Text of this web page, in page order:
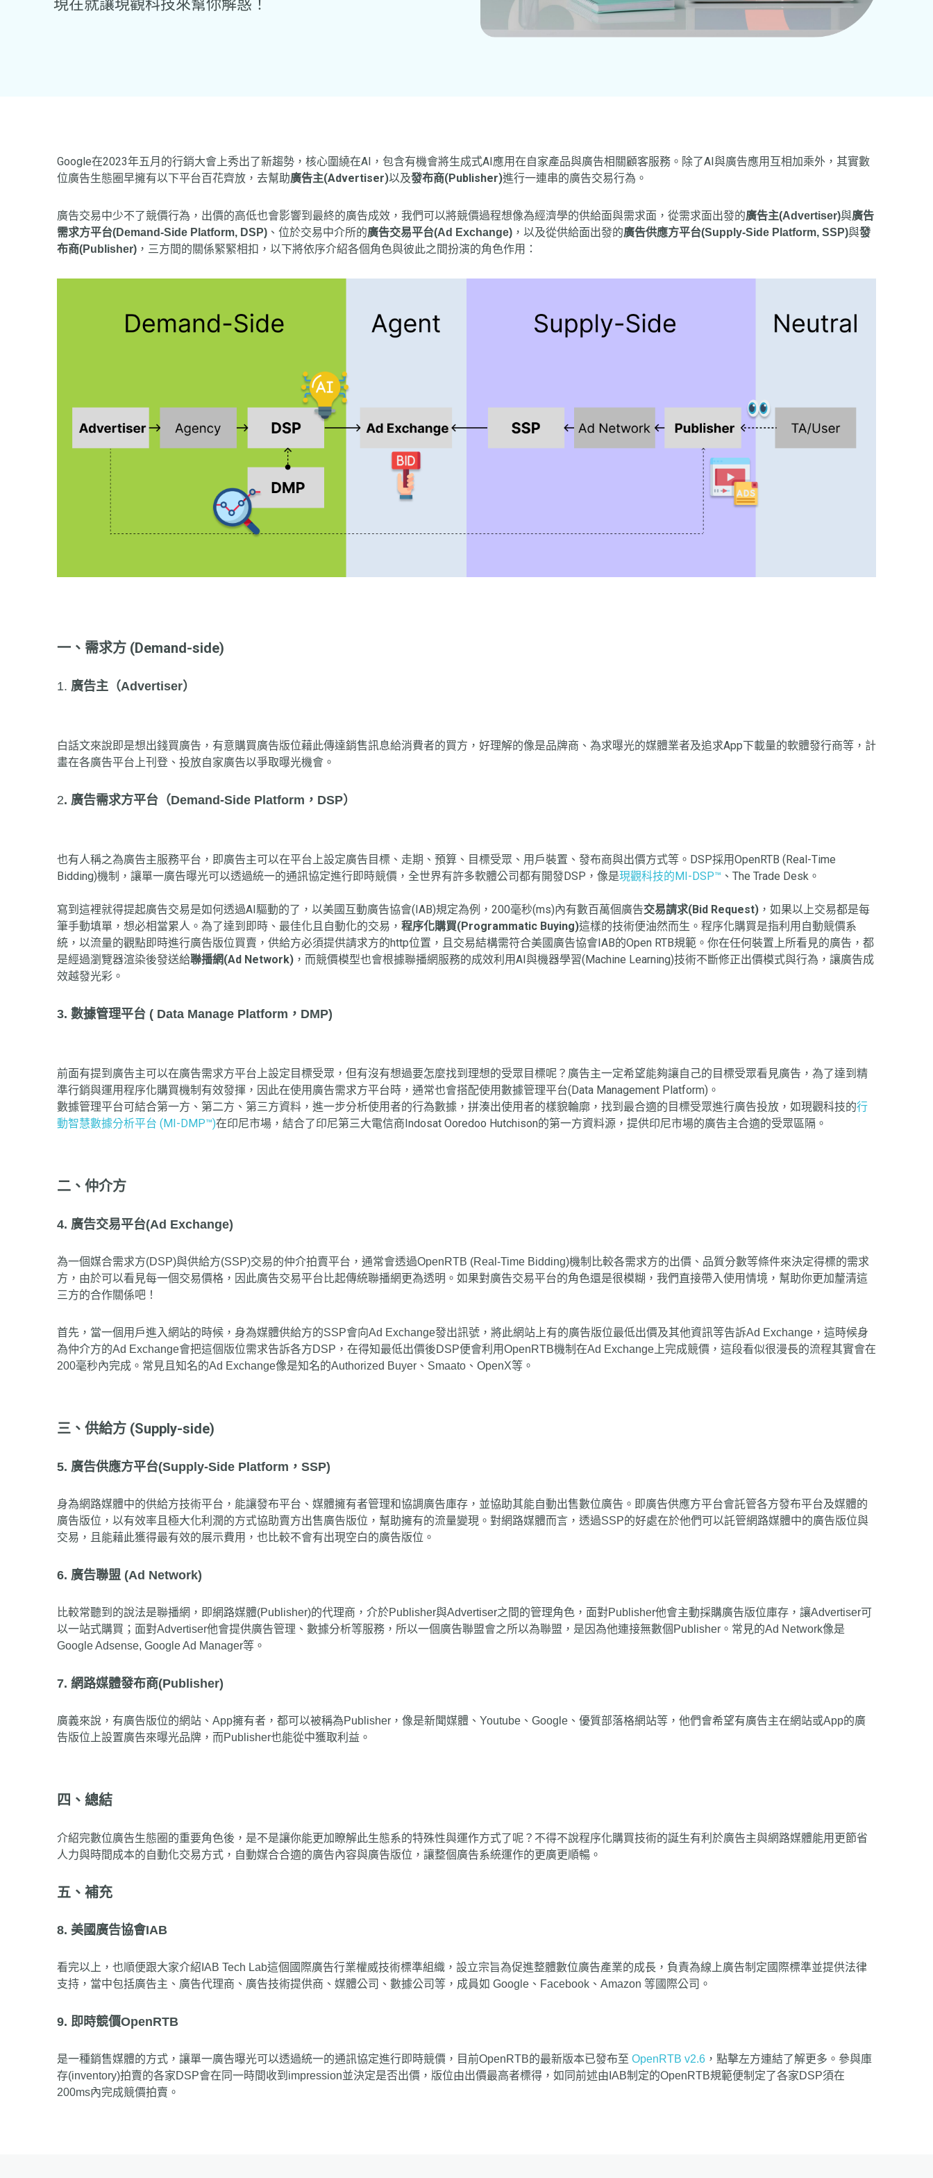
現在就讓現觀科技來幫你解惑！
Google在2023年五月的行銷大會上秀出了新趨勢，核心圍繞在AI，包含有機會將生成式AI應用在自家產品與廣告相關顧客服務。除了AI與廣告應用互相加乘外，其實數
位廣告生態圈早擁有以下平台百花齊放，去幫助廣告主(Advertiser)以及發布商(Publisher)進行一連串的廣告交易行為。
廣告交易中少不了競價行為，出價的高低也會影響到最終的廣告成效，我們可以將競價過程想像為經濟學的供給面與需求面，從需求面出發的廣告主(Advertiser)與廣告
需求方平台(Demand-Side Platform, DSP) 、位於交易中介所的廣告交易平台(Ad Exchange) ，以及從供給面出發的廣告供應方平台(Supply-Side Platform, SSP)與發
布商(Publisher) ，三方間的關係緊緊相扣，以下將依序介紹各個角色與彼此之間扮演的角色作用：
一、需求方 (Demand-side)
1. 廣告主（Advertiser）
白話文來說即是想出錢買廣告，有意購買廣告版位藉此傳達銷售訊息給消費者的買方，好理解的像是品牌商、為求曝光的媒體業者及追求App下載量的軟體發行商等，計
畫在各廣告平台上刊登、投放自家廣告以爭取曝光機會。
2. 廣告需求方平台（Demand-Side Platform，DSP）
也有人稱之為廣告主服務平台，即廣告主可以在平台上設定廣告目標、走期、預算、目標受眾、用戶裝置、發布商與出價方式等。DSP採用OpenRTB (Real-Time
Bidding)機制，讓單一廣告曝光可以透過統一的通訊協定進行即時競價，全世界有許多軟體公司都有開發DSP，像是現觀科技的MI-DSP™ 、The Trade Desk。
寫到這裡就得提起廣告交易是如何透過AI驅動的了，以美國互動廣告協會(IAB)規定為例，200毫秒(ms)內有數百萬個廣告交易請求(Bid Request) ，如果以上交易都是每
筆手動填單，想必相當累人。為了達到即時、最佳化且自動化的交易， 程序化購買(Programmatic Buying)這樣的技術便油然而生。程序化購買是指利用自動競價系
統，以流量的觀點即時進行廣告版位買賣，供給方必須提供請求方的http位置，且交易結構需符合美國廣告協會IAB的Open RTB規範。你在任何裝置上所看見的廣告，都
是經過瀏覽器渲染後發送給聯播網(Ad Network) ，而競價模型也會根據聯播網服務的成效利用AI與機器學習(Machine Learning)技術不斷修正出價模式與行為，讓廣告成
效越發光彩。
3. 數據管理平台 ( Data Manage Platform，DMP)
前面有提到廣告主可以在廣告需求方平台上設定目標受眾，但有沒有想過要怎麼找到理想的受眾目標呢？廣告主一定希望能夠讓自己的目標受眾看見廣告，為了達到精
準行銷與運用程序化購買機制有效發揮，因此在使用廣告需求方平台時，通常也會搭配使用數據管理平台(Data Management Platform)。
數據管理平台可結合第一方、第二方、第三方資料，進一步分析使用者的行為數據，拼湊出使用者的樣貌輪廓，找到最合適的目標受眾進行廣告投放，如現觀科技的行
動智慧數據分析平台 (MI-DMP™)在印尼市場，結合了印尼第三大電信商Indosat Ooredoo Hutchison的第一方資料源，提供印尼市場的廣告主合適的受眾區隔。
二、仲介方
4. 廣告交易平台(Ad Exchange)
為一個媒合需求方(DSP)與供給方(SSP)交易的仲介拍賣平台，通常會透過OpenRTB (Real-Time Bidding)機制比較各需求方的出價、品質分數等條件來決定得標的需求
方，由於可以看見每一個交易價格，因此廣告交易平台比起傳統聯播網更為透明。如果對廣告交易平台的角色還是很模糊，我們直接帶入使用情境，幫助你更加釐清這
三方的合作關係吧！
首先，當一個用戶進入網站的時候，身為媒體供給方的SSP會向Ad Exchange發出訊號，將此網站上有的廣告版位最低出價及其他資訊等告訴Ad Exchange，這時候身
為仲介方的Ad Exchange會把這個版位需求告訴各方DSP，在得知最低出價後DSP便會利用OpenRTB機制在Ad Exchange上完成競價，這段看似很漫長的流程其實會在
200毫秒內完成。常見且知名的Ad Exchange像是知名的Authorized Buyer、Smaato、OpenX等。
三、供給方 (Supply-side)
5. 廣告供應方平台(Supply-Side Platform，SSP)
身為網路媒體中的供給方技術平台，能讓發布平台、媒體擁有者管理和協調廣告庫存，並協助其能自動出售數位廣告。即廣告供應方平台會託管各方發布平台及媒體的
廣告版位，以有效率且極大化利潤的方式協助賣方出售廣告版位，幫助擁有的流量變現。對網路媒體而言，透過SSP的好處在於他們可以託管網路媒體中的廣告版位與
交易，且能藉此獲得最有效的展示費用，也比較不會有出現空白的廣告版位。
6. 廣告聯盟 (Ad Network)
比較常聽到的說法是聯播網，即網路媒體(Publisher)的代理商，介於Publisher與Advertiser之間的管理角色，面對Publisher他會主動採購廣告版位庫存，讓Advertiser可
以一站式購買；面對Advertiser他會提供廣告管理、數據分析等服務，所以一個廣告聯盟會之所以為聯盟，是因為他連接無數個Publisher。常見的Ad Network像是
Google Adsense, Google Ad Manager等。
7. 網路媒體發布商(Publisher)
廣義來說，有廣告版位的網站、App擁有者，都可以被稱為Publisher，像是新聞媒體、Youtube、Google、優質部落格網站等，他們會希望有廣告主在網站或App的廣
告版位上設置廣告來曝光品牌，而Publisher也能從中獲取利益。
四、總結
介紹完數位廣告生態圈的重要角色後，是不是讓你能更加瞭解此生態系的特殊性與運作方式了呢？不得不說程序化購買技術的誕生有利於廣告主與網路媒體能用更節省
人力與時間成本的自動化交易方式，自動媒合合適的廣告內容與廣告版位，讓整個廣告系統運作的更廣更順暢。
五、補充
8. 美國廣告協會IAB
看完以上，也順便跟大家介紹IAB Tech Lab這個國際廣告行業權威技術標準組織，設立宗旨為促進整體數位廣告產業的成長，負責為線上廣告制定國際標準並提供法律
支持，當中包括廣告主、廣告代理商、廣告技術提供商、媒體公司、數據公司等，成員如 Google、Facebook、Amazon 等國際公司。
9. 即時競價OpenRTB
是一種銷售媒體的方式，讓單一廣告曝光可以透過統一的通訊協定進行即時競價，目前OpenRTB的最新版本已發布至 OpenRTB v2.6 ，點擊左方連結了解更多。參與庫
存(inventory)拍賣的各家DSP會在同一時間收到impression並決定是否出價，版位由出價最高者標得，如同前述由IAB制定的OpenRTB規範便制定了各家DSP須在
200ms內完成競價拍賣。